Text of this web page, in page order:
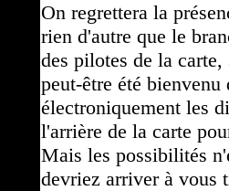
On regrettera la
rien d'autre que le
des pilotes de la
peut-être été bienvenu
électroniquement les
l'arrière de la carte
Mais les possibilités
devriez arriver à vous